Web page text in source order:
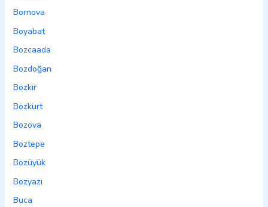
Bornova
Boyabat
Bozcaada
Bozdoğan
Bozkır
Bozkurt
Bozova
Boztepe
Bozüyük
Bozyazı
Buca